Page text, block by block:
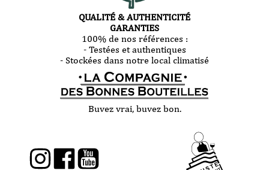
QUALITÉ & AUTHENTICITÉ
GARANTIES
100% de nos références :
- Testées et authentiques
- Stockées dans notre local climatisé
Buvez vrai, buvez bon.